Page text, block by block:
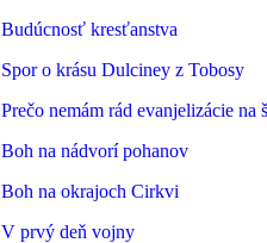
Budúcnosť kresťanstva
Spor o krásu Dulciney z Tobosy
Prečo nemám rád evanjelizácie na
Boh na nádvorí pohanov
Boh na okrajoch Cirkvi
V prvý deň vojny